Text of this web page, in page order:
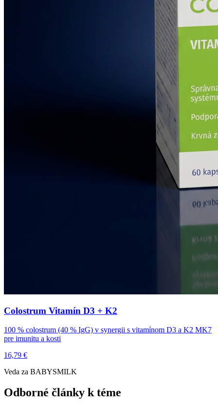
Colostrum Vitamín D3 + K2
100 % colostrum (40 % IgG) v synergii s vitamínom D3 a K2 MK7
pre imunitu a kosti
16,79 €
Veda za BABYSMILK
Odborné články k téme